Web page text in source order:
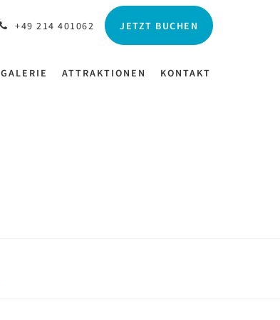
+49 214 401062 JETZT BUCHEN
GALERIE ATTRAKTIONEN KONTAKT